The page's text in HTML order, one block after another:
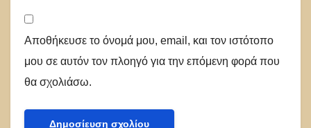
Αποθήκευσε το όνομά μου, email, και τον ιστότοπο
μου σε αυτόν τον πλοηγό για την επόμενη φορά που
θα σχολιάσω.